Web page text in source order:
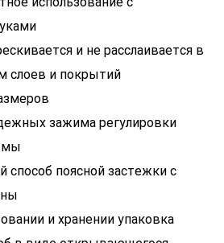
и не расслаивается в
слоев и покрытий
зажима регулировки
способ поясной застежки с
и хранении упаковка